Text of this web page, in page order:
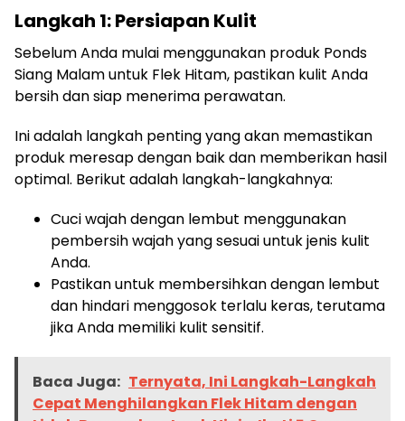
Langkah 1: Persiapan Kulit
Sebelum Anda mulai menggunakan produk Ponds
Siang Malam untuk Flek Hitam, pastikan kulit Anda
bersih dan siap menerima perawatan.
Ini adalah langkah penting yang akan memastikan
produk meresap dengan baik dan memberikan hasil
optimal. Berikut adalah langkah-langkahnya:
Cuci wajah dengan lembut menggunakan
pembersih wajah yang sesuai untuk jenis kulit
Anda.
Pastikan untuk membersihkan dengan lembut
dan hindari menggosok terlalu keras, terutama
jika Anda memiliki kulit sensitif.
Baca Juga: Ternyata, Ini Langkah-Langkah
Cepat Menghilangkan Flek Hitam dengan